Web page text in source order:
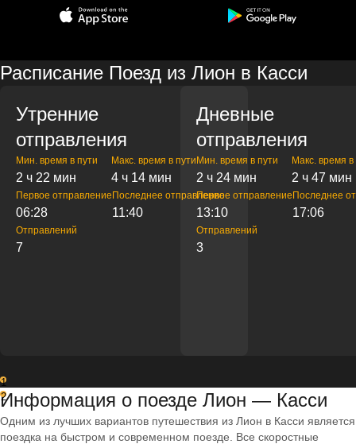
Расписание Поезд из Лион в Касси
Утренние
отправления
Мин. время в пути
2 ч 22 мин
Макс. время в пути
4 ч 14 мин
Первое отправление
06:28
Последнее отправление
11:40
Отправлений
7
Дневные
отправления
Мин. время в пути
2 ч 24 мин
Макс. время в
2 ч 47 мин
Первое отправление
13:10
Последнее
17:06
Отправлений
3
1
2
Информация о поезде Лион — Касси
Одним из лучших вариантов путешествия из Лион в Касси является
поездка на быстром и современном поезде. Все скоростные